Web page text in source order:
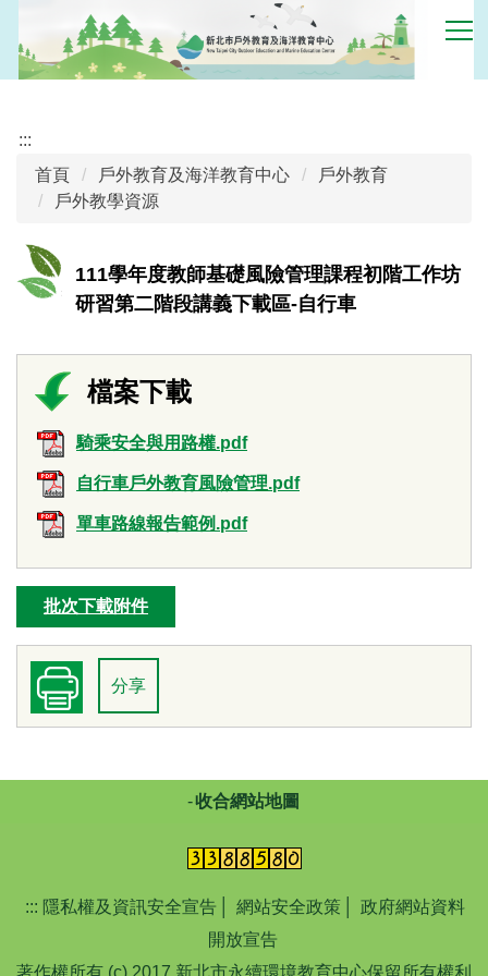
到
主
容
:::
首頁
戶外教育及海洋教育中心
戶外教育
戶外教學資源
111學年度教師基礎風險管理課程初階工作坊
研習第二階段講義下載區-自行車
騎乘安全與用路權.pdf
自行車戶外教育風險管理.pdf
單車路線報告範例.pdf
批次下載附件
分享
收合網站地圖
::: 隱私權及資訊安全宣告 網站安全政策
政府網站資料
開放宣告